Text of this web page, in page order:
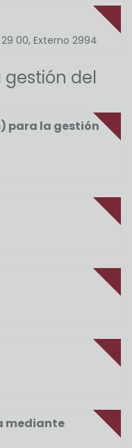
00, Externo 2994
del
para la gestión
mediante